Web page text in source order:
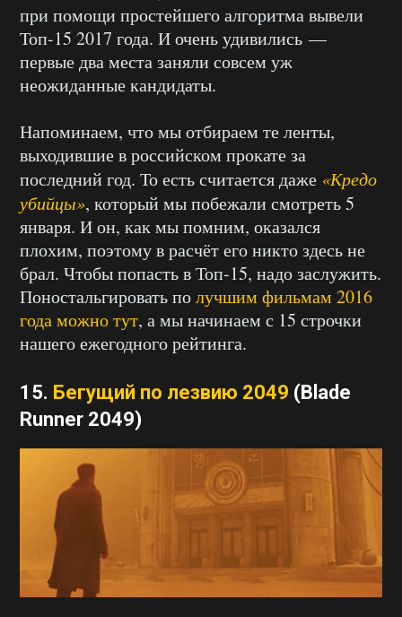
при помощи простейшего алгоритма вывели
Топ-15 2017 года. И очень удивились —
первые два места заняли совсем уж
неожиданные кандидаты.
Напоминаем, что мы отбираем те ленты,
выходившие в российском прокате за
последний год. То есть считается даже «Кредо
убийцы», который мы побежали смотреть 5
января. И он, как мы помним, оказался
плохим, поэтому в расчёт его никто здесь не
брал. Чтобы попасть в Топ-15, надо заслужить.
Поностальгировать получшим фильмам 2016
года можно тут, а мы начинаем с 15 строчки
нашего ежегодного рейтинга.
15. Бегущий по лезвию 2049 (Blade
Runner 2049)